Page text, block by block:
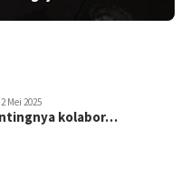
2 Mei 2025
kolabor…